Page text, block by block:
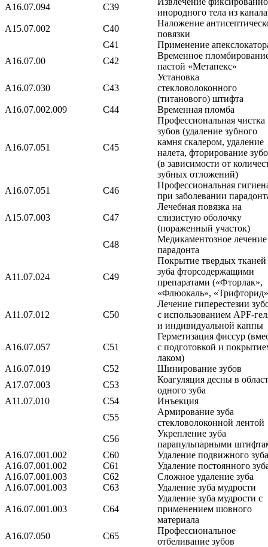
A16.07.094
С39
инородного тела из канала
A15.07.002
С40
Наложение
повязки
С41
Применение
A16.07.00
С42
Временное
пастой «Метапекс»
A16.07.030 С43
Установка
стекловолоконного
(титанового) штифта
А16.07.002.009
С44 Временная пломба
А16.07.051 С45
Профессиональная чистка
зубов (удаление зубного
камня скалером, удаление
налета, фторирование
(в зависимости от
зубных отложений)
A16.07.051
С46
Профессиональная
при заболевании
A15.07.003 С47
Лечебная повязка на
слизистую оболочку
(пораженный участок)
С48
Медикаментозное лечение
парадонта
A11.07.024 С49
Покрытие твердых тканей
зуба фторсодержащими
препаратами («Фторлак»,
«Флюокаль»,
A11.07.012 С50
Лечение гиперестезии
с использованием APF-
и индивидуальной каппы
A16.07.057 С51
Герметизация фиссур
с подготовкой и
лаком)
A16.07.019
С52
Шинирование зубов
A17.07.003
С53
Коагуляция десны в
одного зуба
А11.07.010
С54
Инъекция
С55
Армирование зуба
стекловолоконной лентой
С56
Укрепление зуба
парапульпарными
A16.07.001.002
С60
Удаление подвижного зуба
A16.07.001.002
С61
Удаление постоянного
A16.07.001.003
С62
Сложное удаление зуба
A16.07.001.003
С63 Удаление зуба мудрости
A16.07.001.003 С64
Удаление зуба мудрости с
применением шовного
материала
А16.07.050
С65
Профессиональное
отбеливание зубов